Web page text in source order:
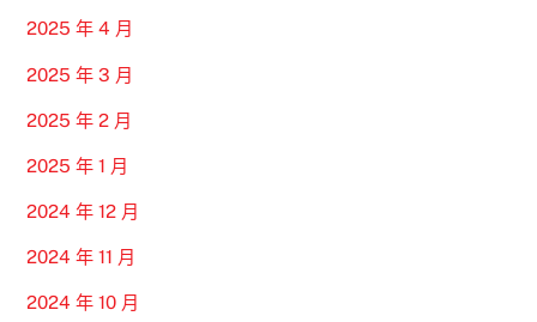
2025 年 4 月
2025 年 3 月
2025 年 2 月
2025 年 1 月
2024 年 12 月
2024 年 11 月
2024 年 10 月